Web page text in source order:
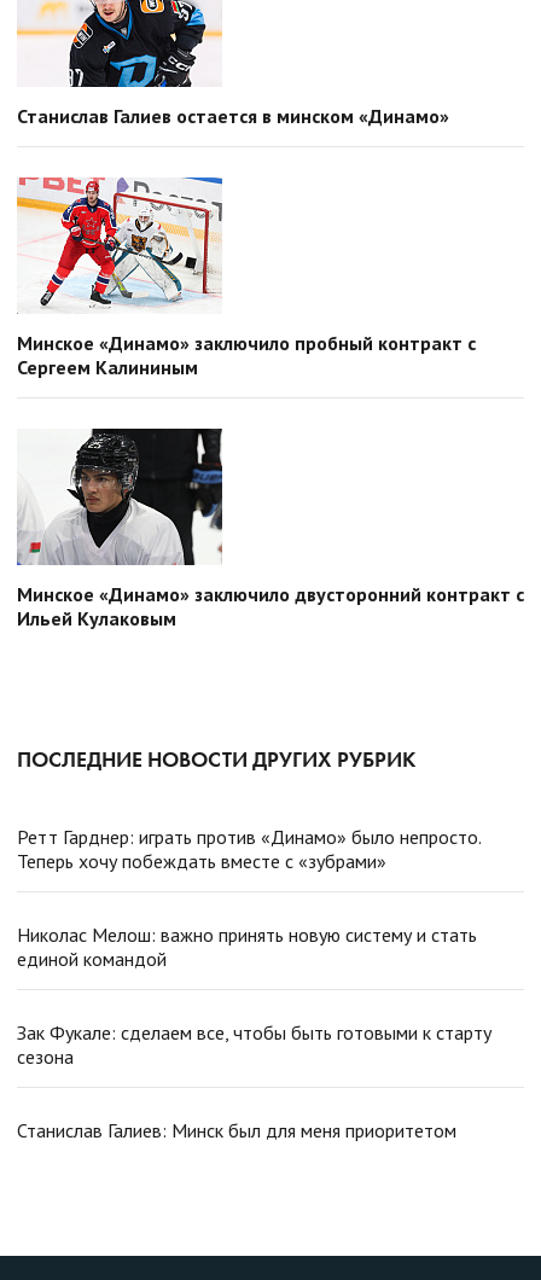
Станислав Галиев остается в минском «Динамо»
Минское «Динамо» заключило пробный контракт с
Сергеем Калининым
Минское «Динамо» заключило двусторонний контракт с
Ильей Кулаковым
ПОСЛЕДНИЕ НОВОСТИ ДРУГИХ РУБРИК
Ретт Гарднер: играть против «Динамо» было непросто.
Теперь хочу побеждать вместе с «зубрами»
Николас Мелош: важно принять новую систему и стать
единой командой
Зак Фукале: сделаем все, чтобы быть готовыми к старту
сезона
Станислав Галиев: Минск был для меня приоритетом